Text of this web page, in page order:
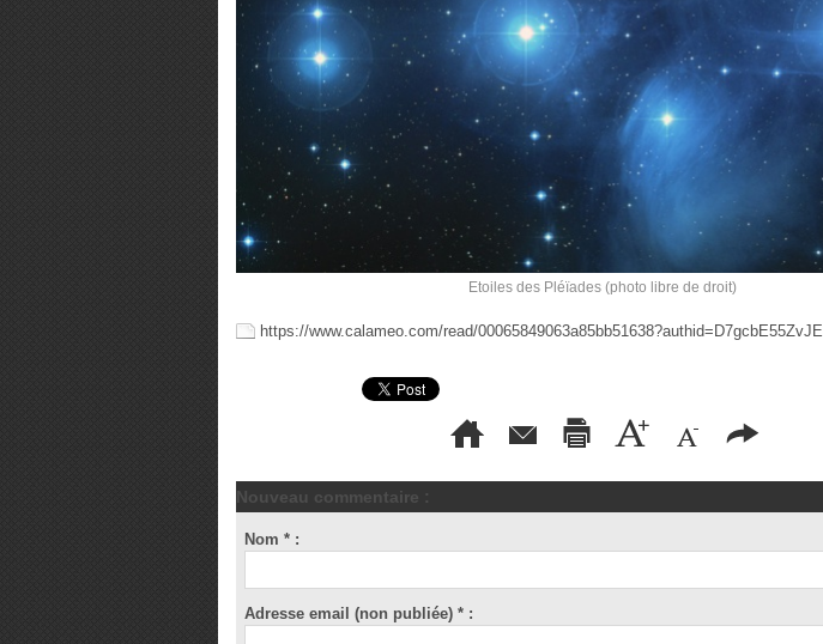
Etoiles des Pléïades (photo libre de droit)
https://www.calameo.com/read/00065849063a85bb51638?authid=D7gcbE55ZvJE
Nouveau commentaire :
Nom * :
Adresse email (non publiée) * :